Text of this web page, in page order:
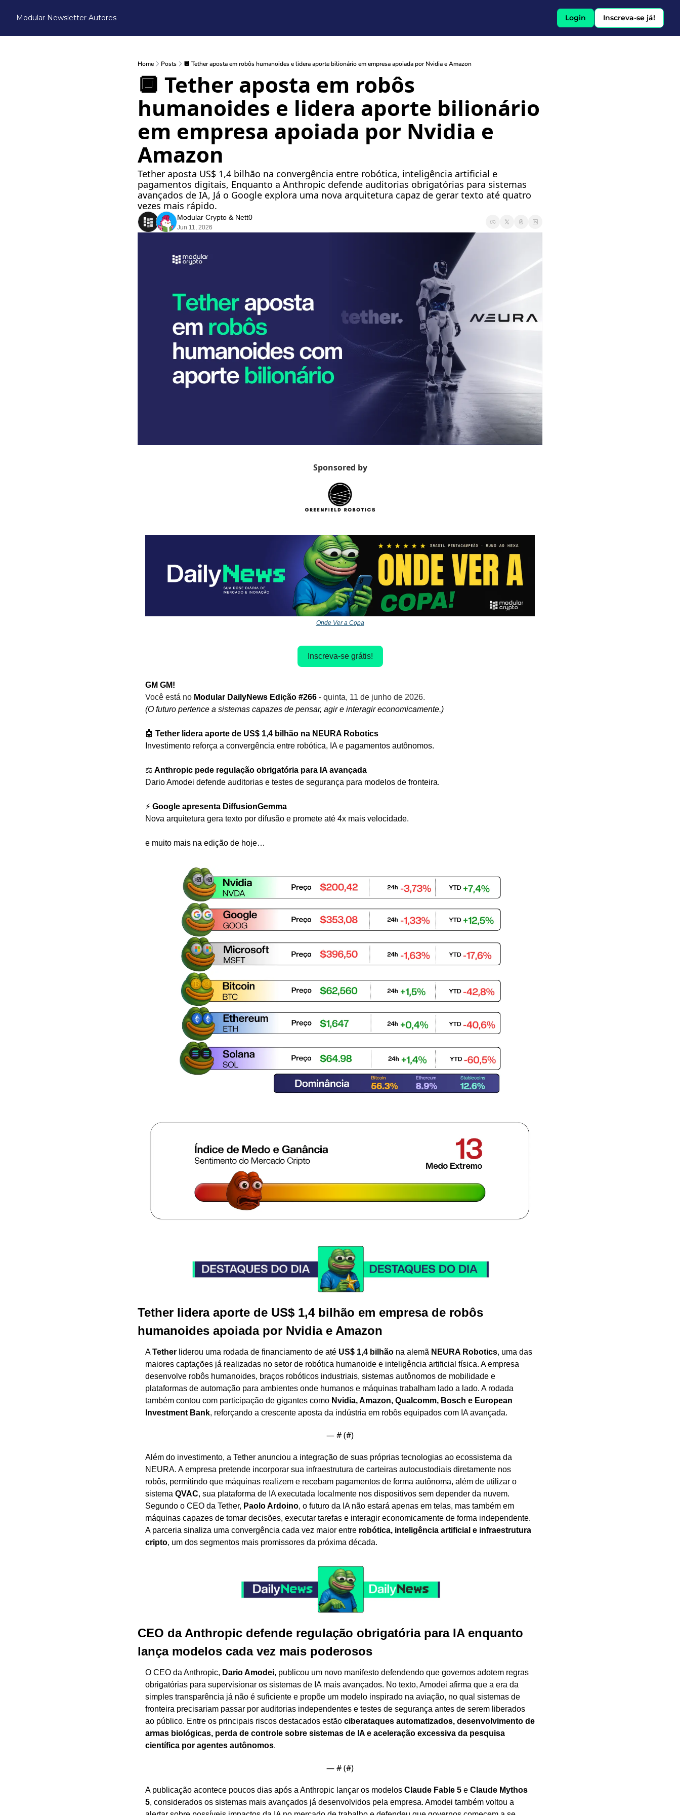
Modular Newsletter Autores Login Inscreva-se já!
Home Posts 🔲 Tether aposta em robôs humanoides e lidera aporte bilionário em empresa apoiada por Nvidia e Amazon
🔲 Tether aposta em robôs
humanoides e lidera aporte bilionário
em empresa apoiada por Nvidia e
Amazon
Tether aposta US$ 1,4 bilhão na convergência entre robótica, inteligência artificial e
pagamentos digitais, Enquanto a Anthropic defende auditorias obrigatórias para sistemas
avançados de IA, Já o Google explora uma nova arquitetura capaz de gerar texto até quatro
vezes mais rápido.
Modular Crypto & Nett0
Jun 11, 2026
Sponsored by
Onde Ver a Copa
Inscreva-se grátis!
GM GM!
Você está no Modular DailyNews Edição #266 - quinta, 11 de junho de 2026.
(O futuro pertence a sistemas capazes de pensar, agir e interagir economicamente.)
🤖 Tether lidera aporte de US$ 1,4 bilhão na NEURA Robotics
Investimento reforça a convergência entre robótica, IA e pagamentos autônomos.
⚖️ Anthropic pede regulação obrigatória para IA avançada
Dario Amodei defende auditorias e testes de segurança para modelos de fronteira.
⚡ Google apresenta DiffusionGemma
Nova arquitetura gera texto por difusão e promete até 4x mais velocidade.
e muito mais na edição de hoje…
Tether lidera aporte de US$ 1,4 bilhão em empresa de robôs
humanoides apoiada por Nvidia e Amazon
A Tether liderou uma rodada de financiamento de até US$ 1,4 bilhão na alemã NEURA Robotics, uma das
maiores captações já realizadas no setor de robótica humanoide e inteligência artificial física. A empresa
desenvolve robôs humanoides, braços robóticos industriais, sistemas autônomos de mobilidade e
plataformas de automação para ambientes onde humanos e máquinas trabalham lado a lado. A rodada
também contou com participação de gigantes como Nvidia, Amazon, Qualcomm, Bosch e European
Investment Bank, reforçando a crescente aposta da indústria em robôs equipados com IA avançada.
— # (#)
Além do investimento, a Tether anunciou a integração de suas próprias tecnologias ao ecossistema da
NEURA. A empresa pretende incorporar sua infraestrutura de carteiras autocustodiais diretamente nos
robôs, permitindo que máquinas realizem e recebam pagamentos de forma autônoma, além de utilizar o
sistema QVAC, sua plataforma de IA executada localmente nos dispositivos sem depender da nuvem.
Segundo o CEO da Tether, Paolo Ardoino, o futuro da IA não estará apenas em telas, mas também em
máquinas capazes de tomar decisões, executar tarefas e interagir economicamente de forma independente.
A parceria sinaliza uma convergência cada vez maior entre robótica, inteligência artificial e infraestrutura
cripto, um dos segmentos mais promissores da próxima década.
CEO da Anthropic defende regulação obrigatória para IA enquanto
lança modelos cada vez mais poderosos
O CEO da Anthropic, Dario Amodei, publicou um novo manifesto defendendo que governos adotem regras
obrigatórias para supervisionar os sistemas de IA mais avançados. No texto, Amodei afirma que a era da
simples transparência já não é suficiente e propõe um modelo inspirado na aviação, no qual sistemas de
fronteira precisariam passar por auditorias independentes e testes de segurança antes de serem liberados
ao público. Entre os principais riscos destacados estão ciberataques automatizados, desenvolvimento de
armas biológicas, perda de controle sobre sistemas de IA e aceleração excessiva da pesquisa
científica por agentes autônomos.
— # (#)
A publicação acontece poucos dias após a Anthropic lançar os modelos Claude Fable 5 e Claude Mythos
5, considerados os sistemas mais avançados já desenvolvidos pela empresa. Amodei também voltou a